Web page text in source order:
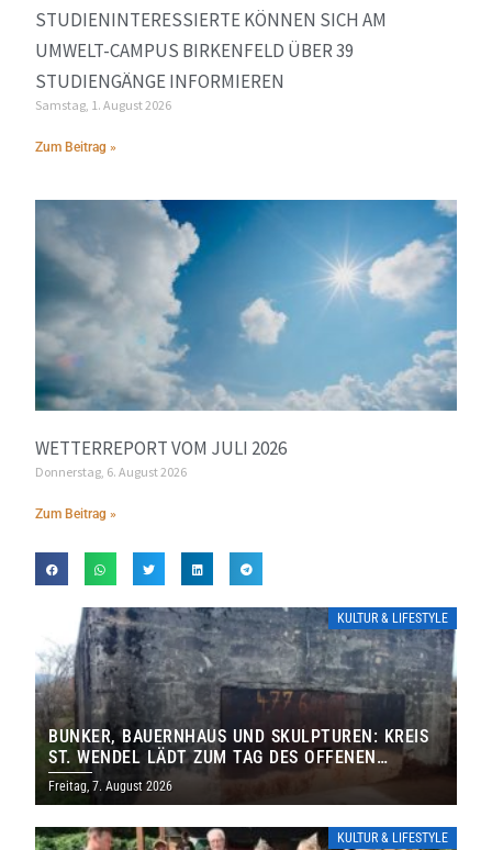
STUDIENINTERESSIERTE KÖNNEN SICH AM
UMWELT-CAMPUS BIRKENFELD ÜBER 39
STUDIENGÄNGE INFORMIEREN
Samstag, 1. August 2026
Zum Beitrag »
WETTERREPORT VOM JULI 2026
Donnerstag, 6. August 2026
Zum Beitrag »
KULTUR & LIFESTYLE
BUNKER, BAUERNHAUS UND SKULPTUREN: KREIS
ST. WENDEL LÄDT ZUM TAG DES OFFENEN
DENKMALS EIN
Freitag, 7. August 2026
KULTUR & LIFESTYLE